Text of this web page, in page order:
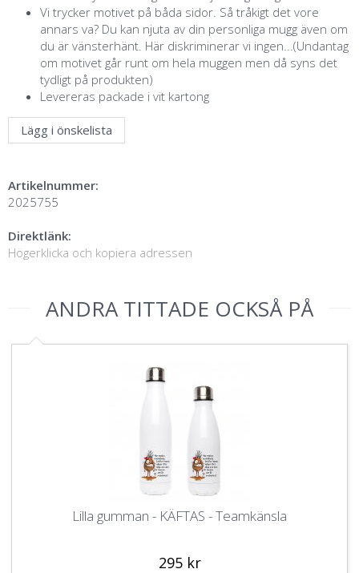
Vi trycker motivet på båda sidor. Så tråkigt det vore
annars va? Du kan njuta av din personliga mugg även om
du är vänsterhänt. Här diskriminerar vi ingen...(Undantag
om motivet går runt om hela muggen men då syns det
tydligt på produkten)
Levereras packade i vit kartong
Lägg i önskelista
Artikelnummer:
2025755
Direktlänk:
Högerklicka och kopiera adressen
ANDRA TITTADE OCKSÅ PÅ
Lilla gumman - KÄFTAS - Teamkänsla
295 kr